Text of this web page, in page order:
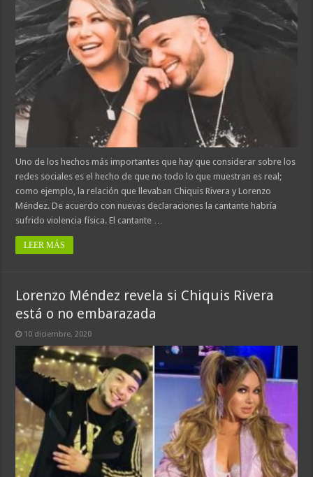
Uno de los hechos más importantes que hay que considerar sobre los
redes sociales es el hecho de que no todo lo que muestran es real;
como ejemplo, la relación que llevaban Chiquis Rivera y Lorenzo
Méndez. De acuerdo con nuevas declaraciones la cantante habría
sufrido violencia física. El cantante …
LEER MÁS
Lorenzo Méndez revela si Chiquis Rivera
está o no embarazada
10 diciembre, 2020